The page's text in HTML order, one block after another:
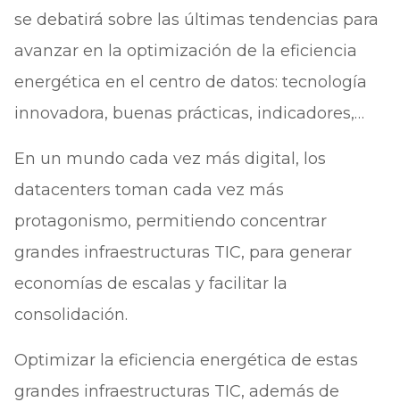
se debatirá sobre las últimas tendencias para
avanzar en la optimización de la eficiencia
energética en el centro de datos: tecnología
innovadora, buenas prácticas, indicadores,…
En un mundo cada vez más digital, los
datacenters toman cada vez más
protagonismo, permitiendo concentrar
grandes infraestructuras TIC, para generar
economías de escalas y facilitar la
consolidación.
Optimizar la eficiencia energética de estas
grandes infraestructuras TIC, además de